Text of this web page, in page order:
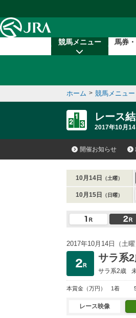
競馬メニュー 馬券
ホーム > 競馬メニュー
レース
2017年10月
開催お知らせ
10月14日 （土曜）
10月15日 （日曜）
2017年10月14日（土
サラ系
サラ系2歳
本賞金 （万円） 1着
レース映像